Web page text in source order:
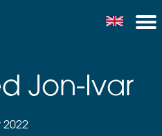
Jon-Ivar
2022